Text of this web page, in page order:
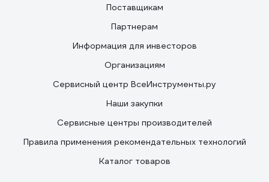
Поставщикам
Партнерам
Информация для инвесторов
Организациям
Сервисный центр ВсеИнструменты.ру
Наши закупки
Сервисные центры производителей
Правила применения рекомендательных технологий
Каталог товаров